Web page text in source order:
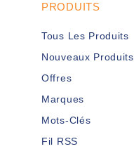
PRODUITS
Tous Les Produits
Nouveaux Produits
Offres
Marques
Mots-Clés
Fil RSS